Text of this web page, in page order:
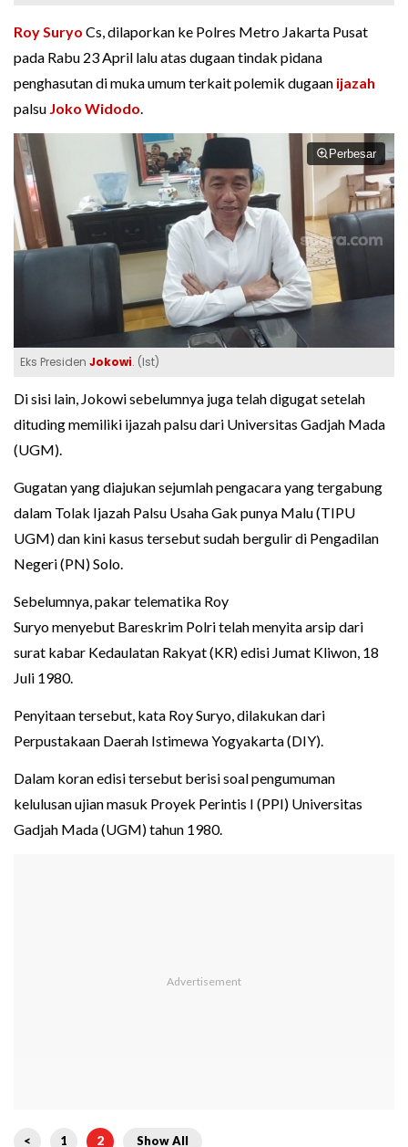
Roy Suryo Cs, dilaporkan ke Polres Metro Jakarta Pusat
pada Rabu 23 April lalu atas dugaan tindak pidana
penghasutan di muka umum terkait polemik dugaan ijazah
palsu Joko Widodo.
Perbesar
Eks Presiden Jokowi. (Ist)
Di sisi lain, Jokowi sebelumnya juga telah digugat setelah
dituding memiliki ijazah palsu dari Universitas Gadjah Mada
(UGM).
Gugatan yang diajukan sejumlah pengacara yang tergabung
dalam Tolak Ijazah Palsu Usaha Gak punya Malu (TIPU
UGM) dan kini kasus tersebut sudah bergulir di Pengadilan
Negeri (PN) Solo.
Sebelumnya, pakar telematika Roy
Suryo menyebut Bareskrim Polri telah menyita arsip dari
surat kabar Kedaulatan Rakyat (KR) edisi Jumat Kliwon, 18
Juli 1980.
Penyitaan tersebut, kata Roy Suryo, dilakukan dari
Perpustakaan Daerah Istimewa Yogyakarta (DIY).
Dalam koran edisi tersebut berisi soal pengumuman
kelulusan ujian masuk Proyek Perintis I (PPI) Universitas
Gadjah Mada (UGM) tahun 1980.
< 1 2 Show All